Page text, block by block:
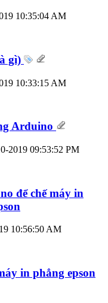
10:35:04 AM
gì)
10:33:15 AM
Arduino
2019 09:53:52 PM
để chế máy in
10:56:50 AM
in phẳng epson